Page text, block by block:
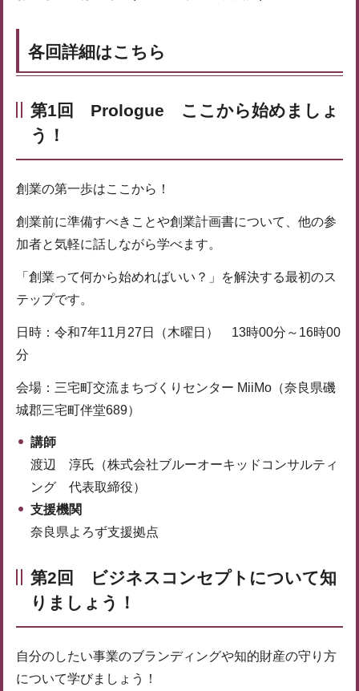
各回詳細はこちら
第1回 Prologue ここから始めましょ
う！
創業の第一歩はここから！
創業前に準備すべきことや創業計画書について、他の参
加者と気軽に話しながら学べます。
「創業って何から始めればいい？」を解決する最初のス
テップです。
日時：令和7年11月27日（木曜日） 13時00分～16時00
分
会場：三宅町交流まちづくりセンター MiiMo（奈良県磯
城郡三宅町伴堂689）
講師
渡辺 淳氏（株式会社ブルーオーキッドコンサルティ
ング 代表取締役）
支援機関
奈良県よろず支援拠点
第2回 ビジネスコンセプトについて知
りましょう！
自分のしたい事業のブランディングや知的財産の守り方
について学びましょう！